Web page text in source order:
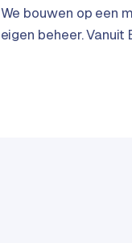
We bouwen op een
eigen beheer. Vanuit